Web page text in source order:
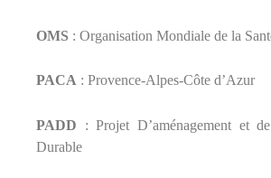
OMS : Organisation Mondiale de la
PACA : Provence-Alpes-Côte d’Azur
PADD : Projet D’aménagement et
Durable